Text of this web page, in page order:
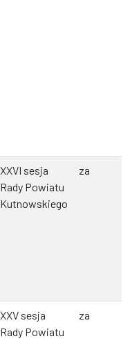
XXVI sesja
Rady Powiatu
Kutnowskiego
za
XXV sesja
Rady Powiatu
za